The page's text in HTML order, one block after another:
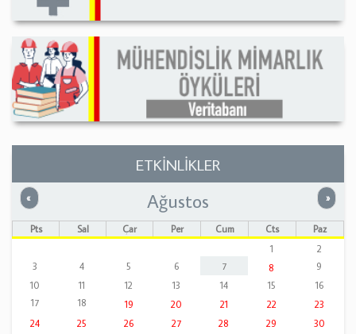
ETKİNLİKLER
« Önceki »
Ağustos
Pts Sal Çar Per Cum Cts
Paz
1
2
3
4 5 6 7 8
9
10
11 12 13 14 15
16
17
18 19 20 21 22
23
24
25 26 27 28 29
30